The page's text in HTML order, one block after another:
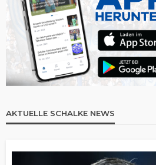
AKTUELLE SCHALKE NEWS